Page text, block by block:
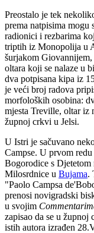
Preostalo je tek
prema natpisima mogu
radionici i rezbarima
triptih iz Monopolija u
šurjakom
oltara koji se nalaze u
dva potpisana kipa iz
je veći broj radova
morfoloških osobina:
mjesta Treville, oltar iz
župnoj crkvi u Jelsi.
U Istri je sačuvano
Campse. U prvom
Bogorodice s
Milosrdnice u Bujama.
"Paolo Campsa
prenosi novigradski
u svojim
zapisao da se u župnoj
istih autora izrađen